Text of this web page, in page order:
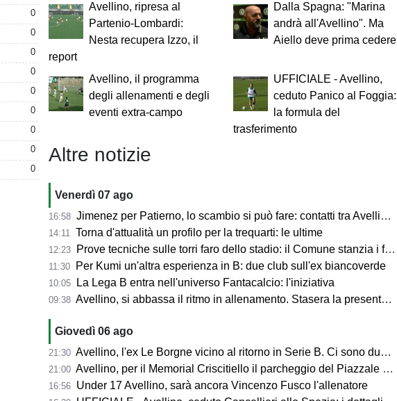
0
0
0
0
0
0
0
0
0
Avellino, ripresa al
Partenio-Lombardi:
Nesta recupera Izzo, il
report
Dalla Spagna: "Marina
andrà all'Avellino". Ma
Aiello deve prima cedere
Avellino, il programma
degli allenamenti e degli
eventi extra-campo
UFFICIALE - Avellino,
ceduto Panico al Foggia:
la formula del
trasferimento
Altre notizie
Venerdì 07 ago
16:58 Jimenez per Patierno, lo scambio si può fare: contatti tra Avellino e Catania
14:11 Torna d'attualità un profilo per la trequarti: le ultime
12:23 Prove tecniche sulle torri faro dello stadio: il Comune stanzia i fondi
11:30 Per Kumi un'altra esperienza in B: due club sull'ex biancoverde
10:05 La Lega B entra nell'universo Fantacalcio: l'iniziativa
09:38 Avellino, si abbassa il ritmo in allenamento. Stasera la presentazione in Piazza
Giovedì 06 ago
21:30 Avellino, l'ex Le Borgne vicino al ritorno in Serie B. Ci sono due club sul francese
21:00 Avellino, per il Memorial Criscitiello il parcheggio del Piazzale degli Irpini è occupato. I tifosi possono parcheggiare al Campo Genova
16:56 Under 17 Avellino, sarà ancora Vincenzo Fusco l'allenatore